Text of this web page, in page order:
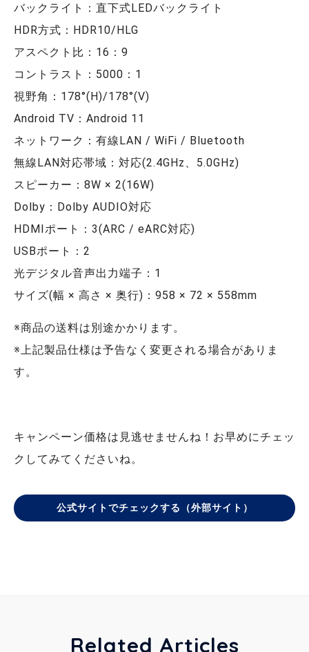
バックライト：直下式LEDバックライト
HDR方式：HDR10/HLG
アスペクト比：16：9
コントラスト：5000：1
視野角：178°(H)/178°(V)
Android TV：Android 11
ネットワーク：有線LAN / WiFi / Bluetooth
無線LAN対応帯域：対応(2.4GHz、5.0GHz)
スピーカー：8W × 2(16W)
Dolby：Dolby AUDIO対応
HDMIポート：3(ARC / eARC対応)
USBポート：2
光デジタル音声出力端子：1
サイズ(幅 × 高さ × 奥行)：958 × 72 × 558mm
※商品の送料は別途かかります。
※上記製品仕様は予告なく変更される場合がありま
す。
キャンペーン価格は見逃せませんね！お早めにチェッ
クしてみてくださいね。
公式サイトでチェックする（外部サイト）
Related Articles